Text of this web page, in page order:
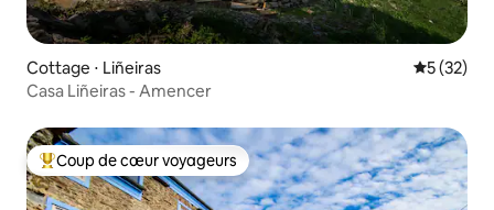
Cottage ⋅ Liñeiras
5 (32)
Casa Liñeiras - Amencer
Coups de cœur voyageurs les plus appréciés
Coup de cœur voyageurs